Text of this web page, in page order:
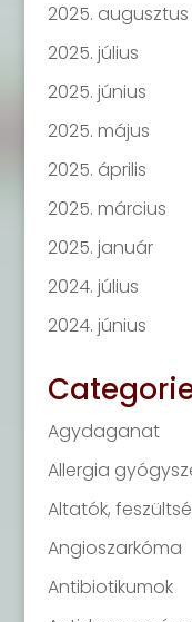
2025. augusztus
2025. július
2025. június
2025. május
2025. április
2025. március
2025. január
2024. július
2024. június
Agydaganat
Allergia
Altatók,
Angioszarkóma
Antibiotikumok